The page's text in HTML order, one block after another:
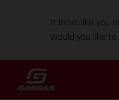
It looks like you
Would you like